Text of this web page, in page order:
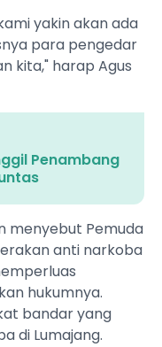
yakin akan ada
para pengedar
kita," harap Agus
Penambang
menyebut Pemuda
anti narkoba
hukumnya.
bandar yang
di Lumajang.